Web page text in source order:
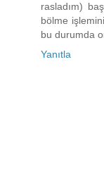
rasladım)
bölme
bu durumda
Yanıtla